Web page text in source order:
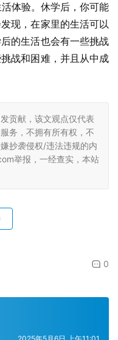
体验。休学后，你可能
现，在家里的生活可以
的生活也会有一些挑战
战和困难，并且从中成
贡献，该文观点仅代表
务，不拥有所有权，不
抄袭侵权/违法违规的内
举报，一经查实，本站
0